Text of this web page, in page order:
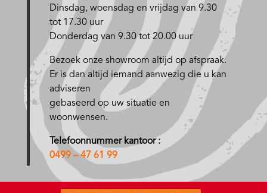
Dinsdag, woensdag en vrijdag van 9.30
tot 17.30 uur
Donderdag van 9.30 tot 20.00 uur
Bezoek onze showroom altijd op afspraak.
Er is dan altijd iemand aanwezig die u kan
adviseren
gebaseerd op uw situatie en
woonwensen.
Telefoonnummer kantoor :
0499 – 47 61 99